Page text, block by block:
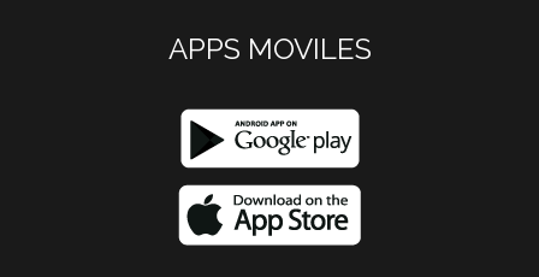
APPS MOVILES